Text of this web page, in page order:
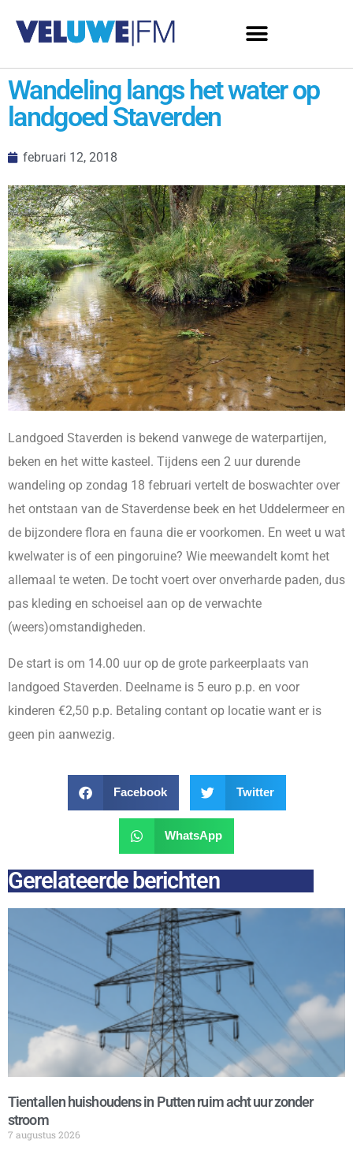
Wandeling langs het water op
landgoed Staverden
februari 12, 2018
Landgoed Staverden is bekend vanwege de waterpartijen,
beken en het witte kasteel. Tijdens een 2 uur durende
wandeling op zondag 18 februari vertelt de boswachter over
het ontstaan van de Staverdense beek en het Uddelermeer en
de bijzondere flora en fauna die er voorkomen. En weet u wat
kwelwater is of een pingoruine? Wie meewandelt komt het
allemaal te weten. De tocht voert over onverharde paden, dus
pas kleding en schoeisel aan op de verwachte
(weers)omstandigheden.
De start is om 14.00 uur op de grote parkeerplaats van
landgoed Staverden. Deelname is 5 euro p.p. en voor
kinderen €2,50 p.p. Betaling contant op locatie want er is
geen pin aanwezig.
Facebook Twitter
WhatsApp
Gerelateerde berichten
Tientallen huishoudens in Putten ruim acht uur zonder
stroom
7 augustus 2026